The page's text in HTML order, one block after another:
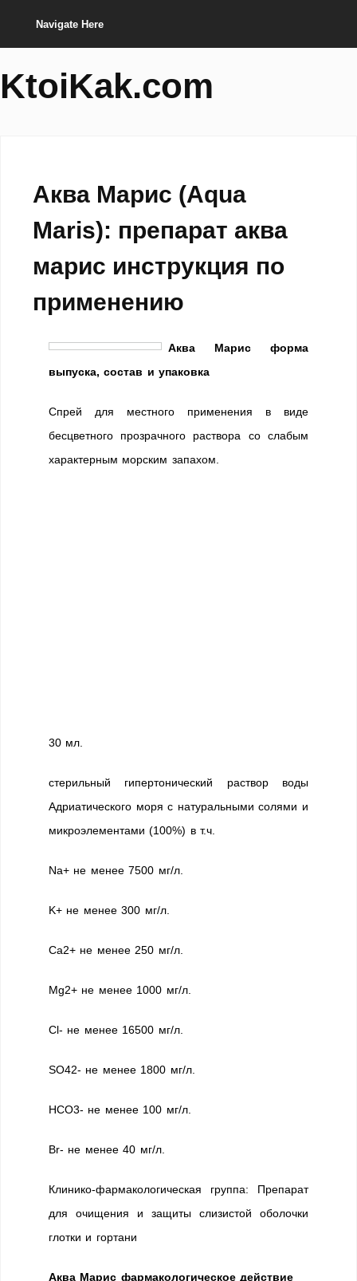
Navigate Here
KtoiKak.com
Аква Марис (Aqua
Maris): препарат аква
марис инструкция по
применению
Аква Марис форма
выпуска, состав и упаковка
Спрей для местного применения в виде
бесцветного прозрачного раствора со слабым
характерным морским запахом.
30 мл.
стерильный гипертонический раствор воды
Адриатического моря с натуральными солями и
микроэлементами (100%) в т.ч.
Na+ не менее 7500 мг/л.
K+ не менее 300 мг/л.
Ca2+ не менее 250 мг/л.
Mg2+ не менее 1000 мг/л.
Cl- не менее 16500 мг/л.
SO42- не менее 1800 мг/л.
HCO3- не менее 100 мг/л.
Br- не менее 40 мг/л.
Клинико-фармакологическая группа: Препарат
для очищения и защиты слизистой оболочки
глотки и гортани
Аква Марис фармакологическое действие